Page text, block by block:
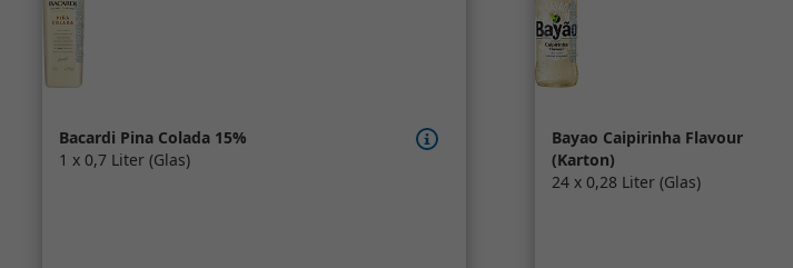
Bacardi Pina Colada 15%
1 x 0,7 Liter (Glas)
Bayao Caipirinha Flavour
(Karton)
24 x 0,28 Liter (Glas)